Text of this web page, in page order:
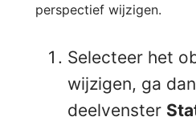
perspectief wijzigen.
Selecteer het
wijzigen, ga
deelvenster